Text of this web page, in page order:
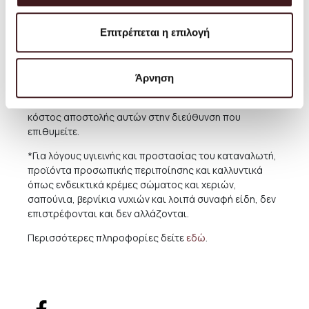
Επιτρέπεται η επιλογή
Άρνηση
Για παραδόσεις σε χώρες του εξωτερικού,το κόστος
ποικίλει ανάλογα με την χώρα και την συγκεκριμένη
σας, συνιστούμε πριν προχωρήσετε σε κάποια αγορά
να μας αποστέλλετε μήνυμα ηλεκτρονικής
αλληλογραφίας με τα προϊόντα που επιθυμείτε να
αγοράσετε και εμείς θα σας ενημερώνουμε για το
κόστος αποστολής αυτών στην διεύθυνση που
επιθυμείτε.
*Για λόγους υγιεινής και προστασίας του καταναλωτή,
προϊόντα προσωπικής περιποίησης και καλλυντικά
όπως ενδεικτικά κρέμες σώματος και χεριών,
σαπούνια, βερνίκια νυχιών και λοιπά συναφή είδη, δεν
επιστρέφονται και δεν αλλάζονται.
Περισσότερες πληροφορίες δείτε εδώ.